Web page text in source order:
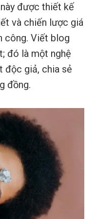
được thiết kế
và chiến lược giá
công. Viết blog
đó là một nghệ
độc giả, chia sẻ
đồng.